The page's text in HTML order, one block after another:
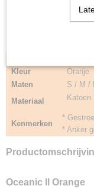
Kleur
Oranje
Maten
S / M /
Materiaal
Katoen
Kenmerken
*
* Anker
Oceanic II Orange